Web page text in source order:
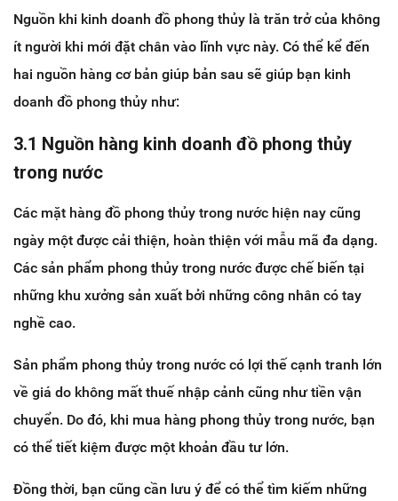
Nguồn khi kinh doanh đồ phong thủy là trăn trở của không
ít người khi mới đặt chân vào lĩnh vực này. Có thể kể đến
hai nguồn hàng cơ bản giúp bản sau sẽ giúp bạn kinh
doanh đồ phong thủy như:
3.1 Nguồn hàng kinh doanh đồ phong thủy
trong nước
Các mặt hàng đồ phong thủy trong nước hiện nay cũng
ngày một được cải thiện, hoàn thiện với mẫu mã đa dạng.
Các sản phẩm phong thủy trong nước được chế biến tại
những khu xưởng sản xuất bởi những công nhân có tay
nghề cao.
Sản phẩm phong thủy trong nước có lợi thế cạnh tranh lớn
về giá do không mất thuế nhập cảnh cũng như tiền vận
chuyển. Do đó, khi mua hàng phong thủy trong nước, bạn
có thể tiết kiệm được một khoản đầu tư lớn.
Đồng thời, bạn cũng cần lưu ý để có thể tìm kiếm những